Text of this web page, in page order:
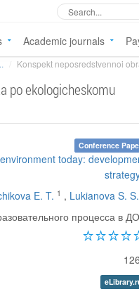
Academic journals
Konspekt neposredstvennoi
po ekologicheskomu
Conference
today:
E. T. 1 , Lukianova S. S.
процесса в